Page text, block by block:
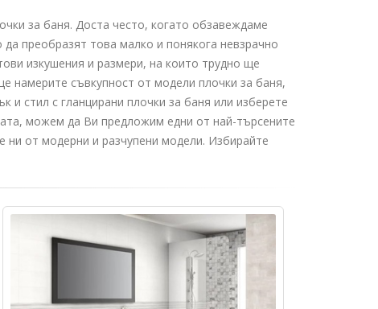
за баня. Доста често, когато обзавеждаме
преобразят това малко и понякога невзрачно
изкушения и размери, на които трудно ще
намерите съвкупност от модели плочки за баня,
и стил с гланцирани плочки за баня или изберете
можем да Ви предложим едни от най-търсените
ни от модерни и разчупени модели. Избирайте